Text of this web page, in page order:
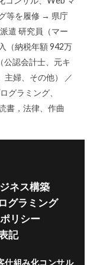
等を履修 → 県庁
遣 研究員（マー
（納税年額 942万
公認会計士、元キ
主婦、その他） ／
グラミング、
書，法律、作曲
ネス構築
グラミング
リシー
記
仕組み化コンサル